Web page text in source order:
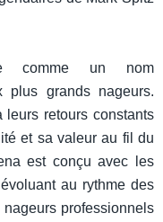
comme un nom
plus grands nageurs.
leurs retours constants
et sa valeur au fil du
est conçu avec les
au rythme des
nageurs professionnels